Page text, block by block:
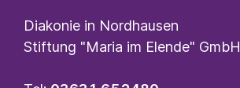
Diakonie in Nordhausen
Stiftung "Maria im Elende" GmbH